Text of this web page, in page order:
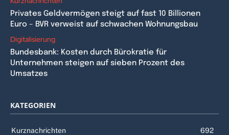
Privates Geldvermögen steigt auf fast 10 Billionen
Euro – BVR verweist auf schwachen Wohnungsbau
Digitalisierung
Bundesbank: Kosten durch Bürokratie für
Unternehmen steigen auf sieben Prozent des
Umsatzes
KATEGORIEN
Kurznachrichten 692